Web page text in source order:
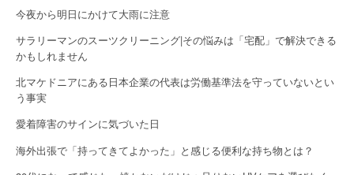
今夜から明日にかけて大雨に注意
サラリーマンのスーツクリーニング|その悩みは「宅配」で解決できる
かもしれません
北マケドニアにある日本企業の代表は労働基準法を守っていないとい
う事実
愛着障害のサインに気づいた日
海外出張で「持ってきてよかった」と感じる便利な持ち物とは？